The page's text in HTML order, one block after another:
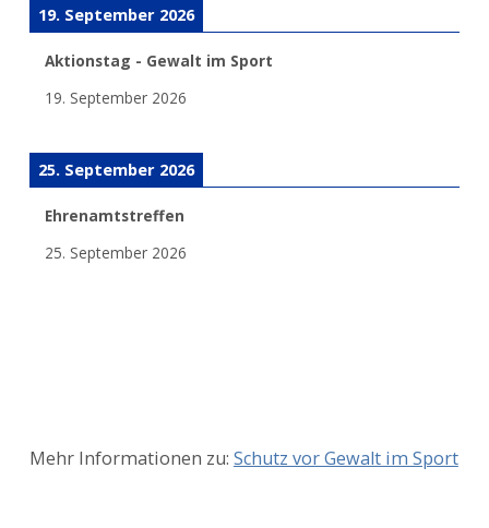
19. September 2026
Aktionstag - Gewalt im Sport
19. September 2026
25. September 2026
Ehrenamtstreffen
25. September 2026
Mehr Informationen zu: Schutz vor Gewalt im Sport